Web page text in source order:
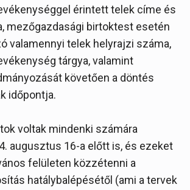
érintett telek címe és
mezőgazdasági birtoktest esetén
valamennyi telek helyrajzi száma,
tárgya, valamint
követően a döntés
időpontja.
voltak mindenki számára
augusztus 16-a előtt is, és ezeket
felületen közzétenni a
hatálybalépésétől (ami a tervek